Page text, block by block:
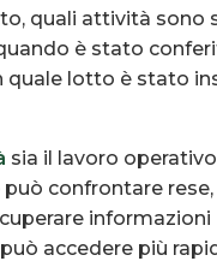
quali attività sono
è stato
quale lotto è stato
sia il lavoro
confrontare
accedere più